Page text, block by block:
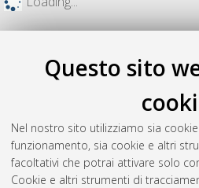
Questo sito
Nel nostro sito utilizziamo sia
funzionamento, sia cookie e altri
facoltativi che potrai attivare solo
Cookie e altri strumenti di